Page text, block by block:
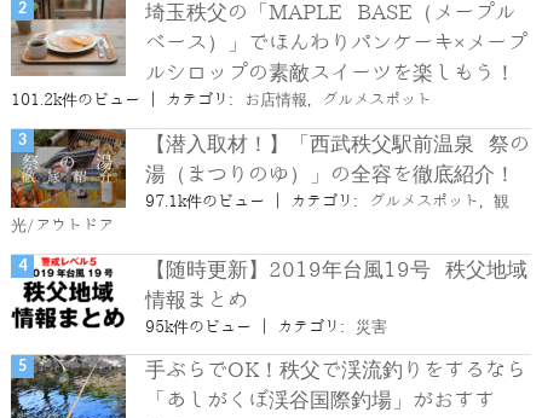
埼玉秩父の「MAPLE BASE（メープル
ベース）」でほんわりパンケーキ×メープ
ルシロップの素敵スイーツを楽しもう！
101.2k件のビュー カテゴリ: お店情報, グルメスポット
【潜入取材！】「西武秩父駅前温泉 祭の
湯（まつりのゆ）」の全容を徹底紹介！
97.1k件のビュー カテゴリ: グルメスポット , 観
光/アウトドア
【随時更新】2019年台風19号 秩父地域
情報まとめ
95k件のビュー カテゴリ: 災害
手ぶらでOK！秩父で渓流釣りをするなら
「あしがくぼ渓谷国際釣場」がおすす